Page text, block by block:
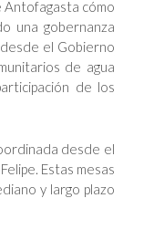
Antofagasta cómo
una gobernanza
el Gobierno
de agua
de los
desde el
Estas mesas
y largo plazo